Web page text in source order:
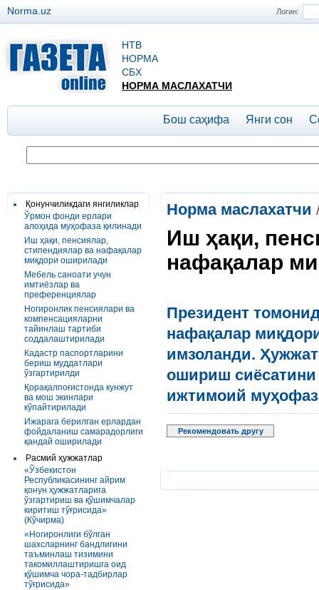
Логин:
Norma.uz
НТВ
НОРМА
СБХ
НОРМА МАСЛАХАТЧИ
Бош саҳифа Янги сон
Қонунчиликдаги янгиликлар
Ўрмон фонди ерлари
алоҳида муҳофаза қилинади
Иш ҳақи, пенсиялар,
стипендиялар ва нафақалар
миқдори оширилади
Мебель саноати учун
имтиёзлар ва
преференциялар
Ногиронлик пенсиялари ва
компенсацияларни
тайинлаш тартиби
соддалаштирилади
Кадастр паспортларини
бериш муддатлари
ўзгартирилди
Қорақалпоғистонда кунжут
ва мош экинлари
кўпайтирилади
Ижарага берилган ерлардан
фойдаланиш самарадорлиги
қандай оширилади
Расмий ҳужжатлар
«Ўзбекистон
Республикасининг айрим
қонун ҳужжатларига
ўзгартириш ва қўшимчалар
киритиш тўғрисида»
(Кўчирма)
«Ногиронлиги бўлган
шахсларнинг бандлигини
таъминлаш тизимини
такомиллаштиришга оид
қўшимча чора-тадбирлар
тўғрисида»
Норма маслахатчи
Иш ҳақи,
нафақалар
Президент
нафақалар
имзоланди. Ҳужжат
ошириш сиёсатини
ижтимоий
Рекомендовать другу